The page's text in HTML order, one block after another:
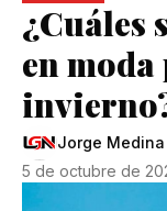
¿Cuáles
en
Jorge Medina
5 de octubre de